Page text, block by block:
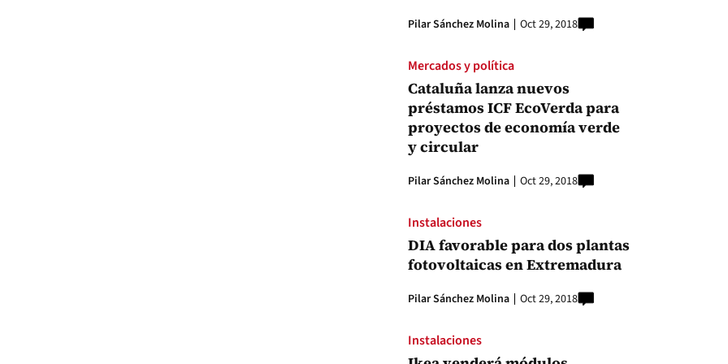
Pilar Sánchez Molina Oct 29, 2018
Mercados y política
Cataluña lanza nuevos
préstamos ICF EcoVerda para
proyectos de economía verde
y circular
Pilar Sánchez Molina Oct 29, 2018
Instalaciones
DIA favorable para dos plantas
fotovoltaicas en Extremadura
Pilar Sánchez Molina Oct 29, 2018
Instalaciones